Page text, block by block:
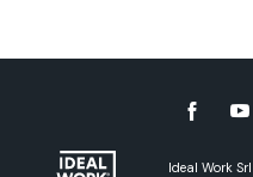
Ideal Work